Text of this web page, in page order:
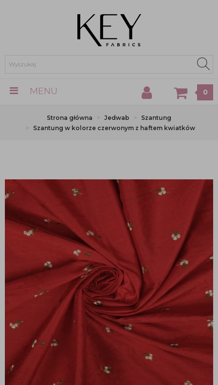
MENU 0
Strona główna Jedwab
Szantung
Szantung w kolorze czerwonym z haftem kwiatków